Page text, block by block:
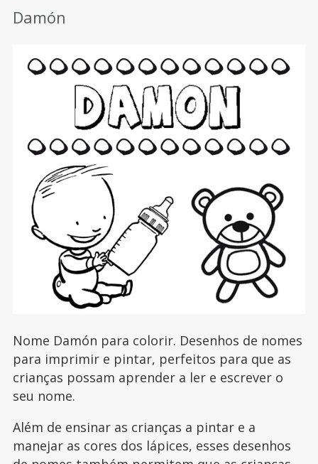
Damón
Nome Damón para colorir. Desenhos de nomes
para imprimir e pintar, perfeitos para que as
crianças possam aprender a ler e escrever o
seu nome.
Além de ensinar as crianças a pintar e a
manejar as cores dos lápices, esses desenhos